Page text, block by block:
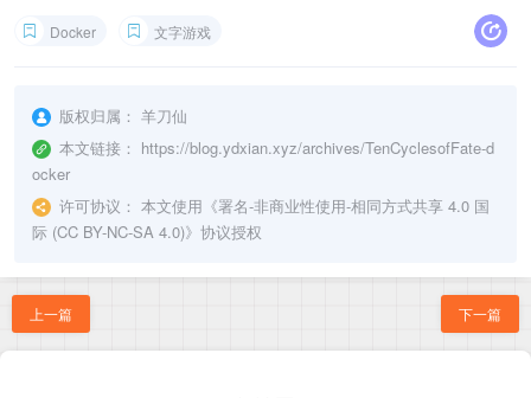
Docker 文字游戏
版权归属： 羊刀仙
本文链接： https://blog.ydxian.xyz/archives/TenCyclesofFate-d
ocker
许可协议： 本文使用《署名-非商业性使用-相同方式共享 4.0 国
际 (CC BY-NC-SA 4.0)》协议授权
上一篇 下一篇